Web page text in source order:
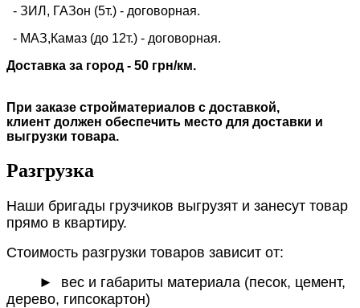
- ЗИЛ, ГАЗон (5т.) - договорная.
- МАЗ,Камаз (до 12т.) - договорная.
Доставка за город - 50 грн/км.
При заказе стройматериалов с доставкой,
клиент должен обеспечить место для доставки и
выгрузки товара.
Разгрузка
Наши бригады грузчиков выгрузят и занесут товар
прямо в квартиру.
Стоимость разгрузки товаров зависит от:
►
вес и габариты материала (песок, цемент,
дерево, гипсокартон)